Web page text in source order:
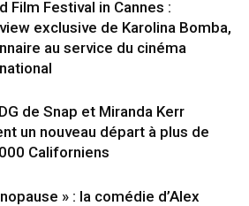
Film Festival in Cannes :
exclusive de Karolina Bomba,
au service du cinéma
de Snap et Miranda Kerr
un nouveau départ à plus de
Californiens
» : la comédie d’Alex